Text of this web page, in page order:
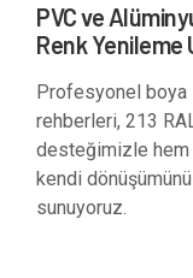
PVC ve
Renk Yenileme
Profesyonel boya
rehberleri, 213
desteğimizle hem
kendi
sunuyoruz.